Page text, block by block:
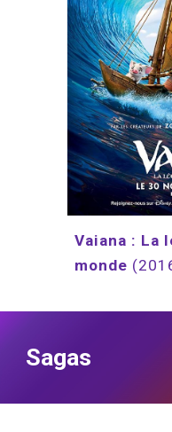
Vaiana : La
monde
Sagas